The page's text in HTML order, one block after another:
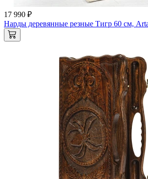
17 990 ₽
Нарды деревянные резные Тигр 60 см,